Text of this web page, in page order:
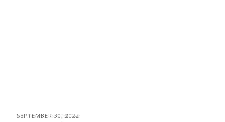
SEPTEMBER 30, 2022